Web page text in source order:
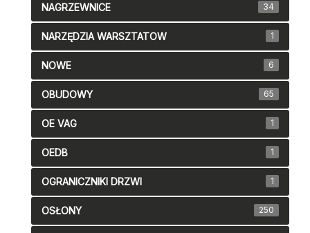
NAGRZEWNICE 34
NARZĘDZIA WARSZTATOW 1
NOWE 6
OBUDOWY 65
OE VAG 1
OEDB 1
OGRANICZNIKI DRZWI 1
OSŁONY 250